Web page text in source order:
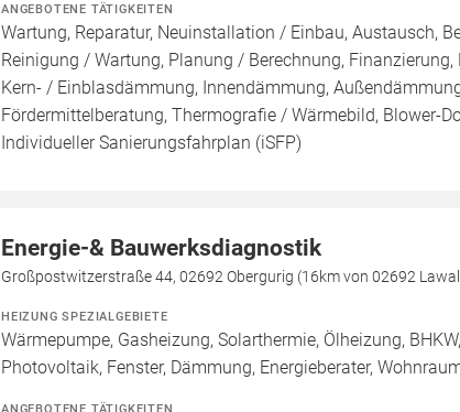
ANGEBOTENE TÄTIGKEITEN
Wartung, Reparatur, Neuinstallation / Einbau, Austausch,
Reinigung / Wartung, Planung / Berechnung,
Kern- / Einblasdämmung, Innendämmung,
Fördermittelberatung, Thermografie / Wärmebild, Blower-
Individueller Sanierungsfahrplan (iSFP)
Energie-& Bauwerksdiagnostik
Großpostwitzerstraße 44, 02692 Obergurig (16km von 02692
HEIZUNG SPEZIALGEBIETE
Wärmepumpe, Gasheizung, Solarthermie, Ölheizung,
Photovoltaik, Fenster, Dämmung, Energieberater,
ANGEBOTENE TÄTIGKEITEN